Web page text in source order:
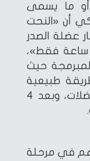
ما يسمى
أن «النحت
عضلة الصدر
ساعة فقط»،
حيث
طبيعية
لإظهار الشكل المثالي وإظهار العضلات، وبعد 4
هم في مرحلة